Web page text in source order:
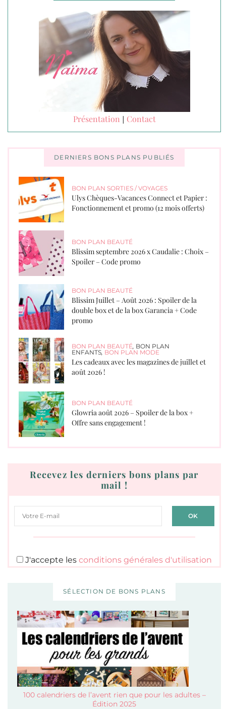
Présentation | Contact
DERNIERS BONS PLANS PUBLIÉS
BON PLAN SORTIES / VOYAGES
Ulys Chèques-Vacances Connect et Papier :
Fonctionnement et promo (12 mois offerts)
BON PLAN BEAUTÉ
Blissim septembre 2026 x Caudalie : Choix –
Spoiler – Code promo
BON PLAN BEAUTÉ
Blissim Juillet – Août 2026 : Spoiler de la
double box et de la box Garancia + Code
promo
BON PLAN BEAUTÉ, BON PLAN
ENFANTS, BON PLAN MODE
Les cadeaux avec les magazines de juillet et
août 2026 !
BON PLAN BEAUTÉ
Glowria août 2026 – Spoiler de la box +
Offre sans engagement !
Recevez les derniers bons plans par
mail !
J'accepte les conditions générales d'utilisation
SÉLECTION DE BONS PLANS
100 calendriers de l’avent rien que pour les adultes –
Édition 2025